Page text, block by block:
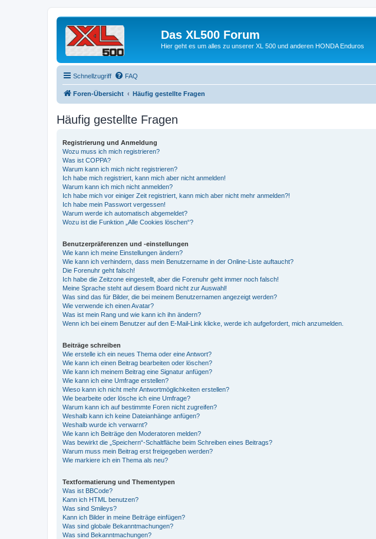
Das XL500 Forum
Hier geht es um alles zu unserer XL 500 und anderen HONDA Enduros
Schnellzugriff FAQ
Foren-Übersicht Häufig gestellte Fragen
Häufig gestellte Fragen
Registrierung und Anmeldung
Wozu muss ich mich registrieren?
Was ist COPPA?
Warum kann ich mich nicht registrieren?
Ich habe mich registriert, kann mich aber nicht anmelden!
Warum kann ich mich nicht anmelden?
Ich habe mich vor einiger Zeit registriert, kann mich aber nicht mehr anmelden?!
Ich habe mein Passwort vergessen!
Warum werde ich automatisch abgemeldet?
Wozu ist die Funktion „Alle Cookies löschen“?
Benutzerpräferenzen und -einstellungen
Wie kann ich meine Einstellungen ändern?
Wie kann ich verhindern, dass mein Benutzername in der Online-Liste auftaucht?
Die Forenuhr geht falsch!
Ich habe die Zeitzone eingestellt, aber die Forenuhr geht immer noch falsch!
Meine Sprache steht auf diesem Board nicht zur Auswahl!
Was sind das für Bilder, die bei meinem Benutzernamen angezeigt werden?
Wie verwende ich einen Avatar?
Was ist mein Rang und wie kann ich ihn ändern?
Wenn ich bei einem Benutzer auf den E-Mail-Link klicke, werde ich aufgefordert, mich anzumelden.
Beiträge schreiben
Wie erstelle ich ein neues Thema oder eine Antwort?
Wie kann ich einen Beitrag bearbeiten oder löschen?
Wie kann ich meinem Beitrag eine Signatur anfügen?
Wie kann ich eine Umfrage erstellen?
Wieso kann ich nicht mehr Antwortmöglichkeiten erstellen?
Wie bearbeite oder lösche ich eine Umfrage?
Warum kann ich auf bestimmte Foren nicht zugreifen?
Weshalb kann ich keine Dateianhänge anfügen?
Weshalb wurde ich verwarnt?
Wie kann ich Beiträge den Moderatoren melden?
Was bewirkt die „Speichern“-Schaltfläche beim Schreiben eines Beitrags?
Warum muss mein Beitrag erst freigegeben werden?
Wie markiere ich ein Thema als neu?
Textformatierung und Thementypen
Was ist BBCode?
Kann ich HTML benutzen?
Was sind Smileys?
Kann ich Bilder in meine Beiträge einfügen?
Was sind globale Bekanntmachungen?
Was sind Bekanntmachungen?